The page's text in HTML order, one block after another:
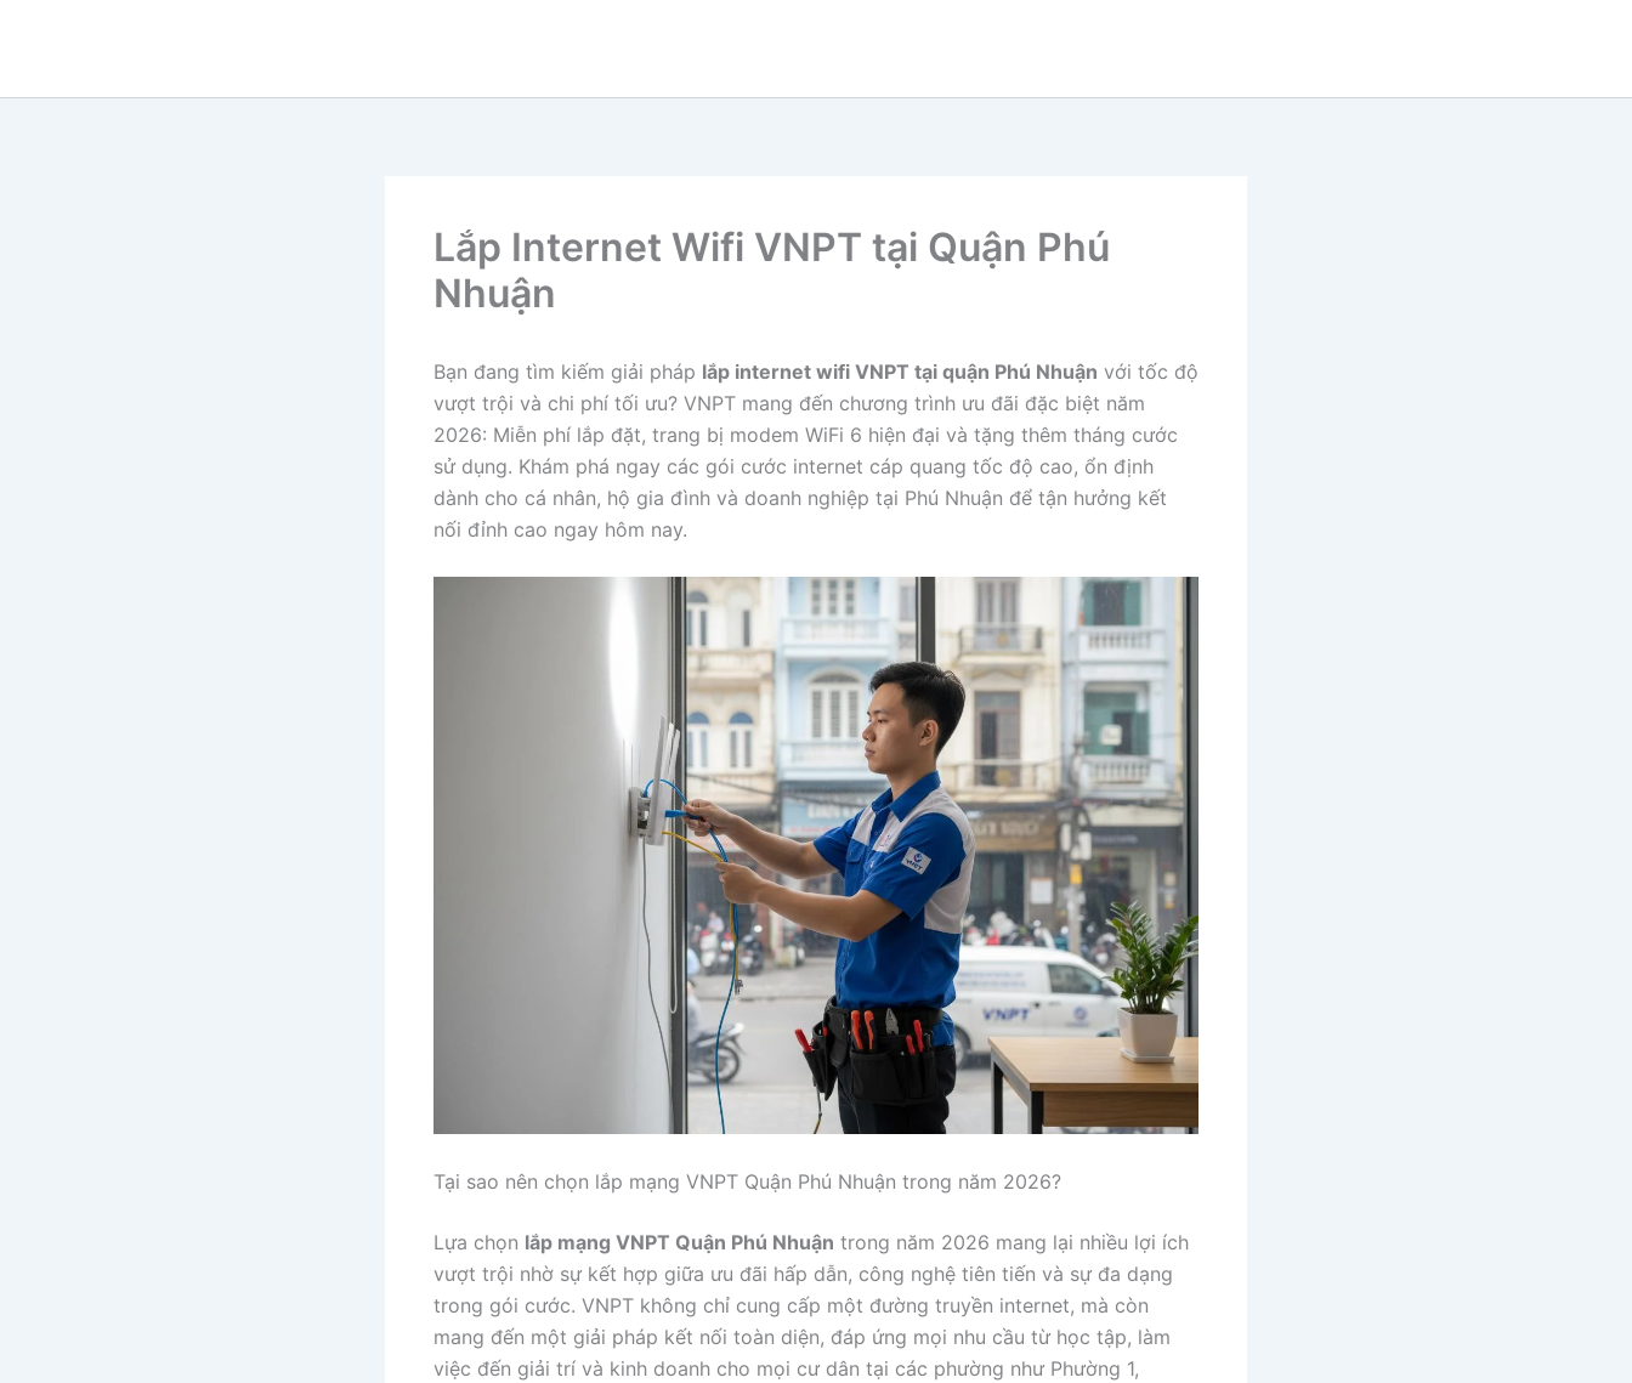
Lắp Internet Wifi VNPT tại Quận Phú
Nhuận
Bạn đang tìm kiếm giải pháp lắp internet wifi VNPT tại quận Phú Nhuận với tốc độ
vượt trội và chi phí tối ưu? VNPT mang đến chương trình ưu đãi đặc biệt năm
2026: Miễn phí lắp đặt, trang bị modem WiFi 6 hiện đại và tặng thêm tháng cước
sử dụng. Khám phá ngay các gói cước internet cáp quang tốc độ cao, ổn định
dành cho cá nhân, hộ gia đình và doanh nghiệp tại Phú Nhuận để tận hưởng kết
nối đỉnh cao ngay hôm nay.
Tại sao nên chọn lắp mạng VNPT Quận Phú Nhuận trong năm 2026?
Lựa chọn lắp mạng VNPT Quận Phú Nhuận trong năm 2026 mang lại nhiều lợi ích
vượt trội nhờ sự kết hợp giữa ưu đãi hấp dẫn, công nghệ tiên tiến và sự đa dạng
trong gói cước. VNPT không chỉ cung cấp một đường truyền internet, mà còn
mang đến một giải pháp kết nối toàn diện, đáp ứng mọi nhu cầu từ học tập, làm
việc đến giải trí và kinh doanh cho mọi cư dân tại các phường như Phường 1,